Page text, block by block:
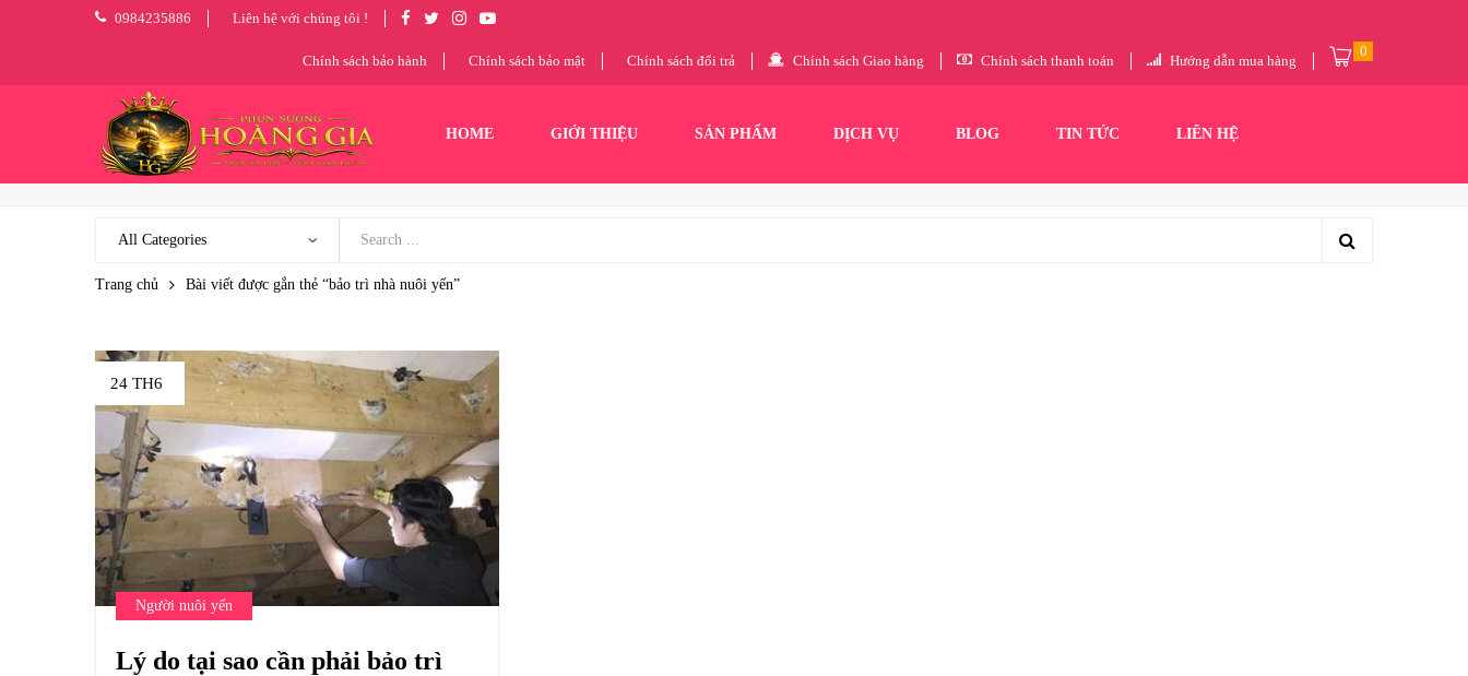
0984235886 Liên hệ với chúng tôi !
Chính sách bảo hành Chính sách bảo mật Chính sách đổi trả Chính sách Giao hàng Chính sách thanh toán Hướng dẫn mua hàng
0
HOME GIỚI THIỆU SẢN PHẨM DỊCH VỤ BLOG TIN TỨC LIÊN HỆ
Trang chủ Bài viết được gắn thẻ “bảo trì nhà nuôi yến”
24 TH6
Người nuôi yến
Lý do tại sao cần phải bảo trì